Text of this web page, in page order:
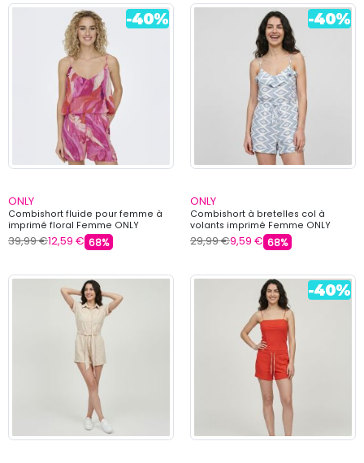
ONLY
Combishort fluide pour femme à
imprimé floral Femme ONLY
39,99 €12,59 € 68%
ONLY
Combishort à bretelles col à
volants imprimé Femme ONLY
29,99 €9,59 € 68%